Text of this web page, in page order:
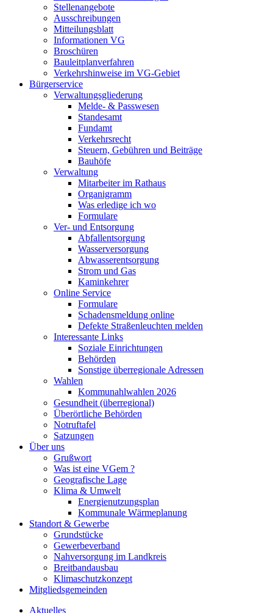
Stellenangebote
Ausschreibungen
Mitteilungsblatt
Informationen VG
Broschüren
Bauleitplanverfahren
Verkehrshinweise im VG-Gebiet
Bürgerservice
Verwaltungsgliederung
Melde- & Passwesen
Standesamt
Fundamt
Verkehrsrecht
Steuern, Gebühren und Beiträge
Bauhöfe
Verwaltung
Mitarbeiter im Rathaus
Organigramm
Was erledige ich wo
Formulare
Ver- und Entsorgung
Abfallentsorgung
Wasserversorgung
Abwasserentsorgung
Strom und Gas
Kaminkehrer
Online Service
Formulare
Schadensmeldung online
Defekte Straßenleuchten melden
Interessante Links
Soziale Einrichtungen
Behörden
Sonstige überregionale Adressen
Wahlen
Kommunahlwahlen 2026
Gesundheit (überregional)
Überörtliche Behörden
Notruftafel
Satzungen
Über uns
Grußwort
Was ist eine VGem ?
Geografische Lage
Klima & Umwelt
Energienutzungsplan
Kommunale Wärmeplanung
Standort & Gewerbe
Grundstücke
Gewerbeverband
Nahversorgung im Landkreis
Breitbandausbau
Klimaschutzkonzept
Mitgliedsgemeinden
Aktuelles